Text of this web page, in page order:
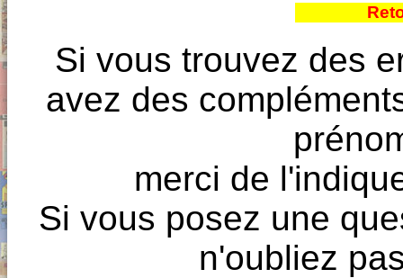
Si vous trouvez des
avez des
merci de
Si vous posez une
n'oubliez